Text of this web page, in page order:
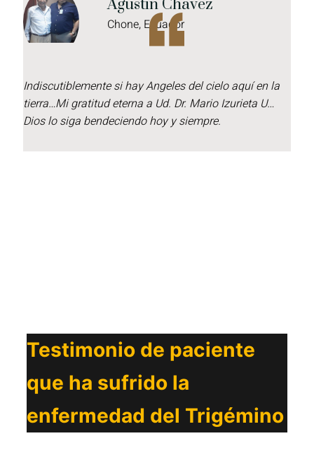
Agustin Chavez
Chone, Ecuador
Indiscutiblemente si hay Angeles del cielo aquí en la
tierra…Mi gratitud eterna a Ud. Dr. Mario Izurieta U…
Dios lo siga bendeciendo hoy y siempre.
Testimonio de paciente
que ha sufrido la
enfermedad del Trigémino